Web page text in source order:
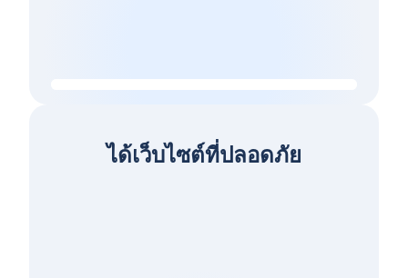
ได้เว็บไซต์ที่ปลอดภัย